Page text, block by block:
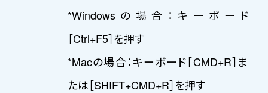
*Windowsの場合：キーボード
［Ctrl+F5］を押す
*Macの場合：キーボード［CMD+R］ま
たは［SHIFT+CMD+R］を押す